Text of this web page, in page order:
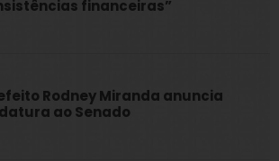
financeiras”
Rodney Miranda anuncia
ao Senado